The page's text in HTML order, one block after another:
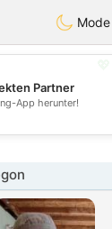
Philippines Chat
Mode
💕
Partner
App herunter!